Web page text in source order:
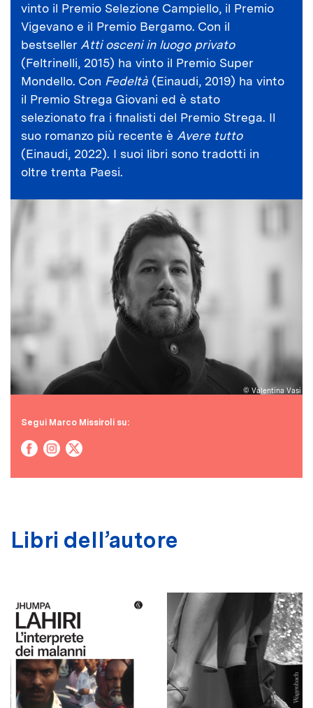
vinto il Premio Selezione Campiello, il Premio
Vigevano e il Premio Bergamo. Con il
bestseller Atti osceni in luogo privato
(Feltrinelli, 2015) ha vinto il Premio Super
Mondello. Con Fedeltà (Einaudi, 2019) ha vinto
il Premio Strega Giovani ed è stato
selezionato fra i finalisti del Premio Strega. Il
suo romanzo più recente è Avere tutto
(Einaudi, 2022). I suoi libri sono tradotti in
oltre trenta Paesi.
© Valentina Vasi
Segui Marco Missiroli su:
Libri dell’autore